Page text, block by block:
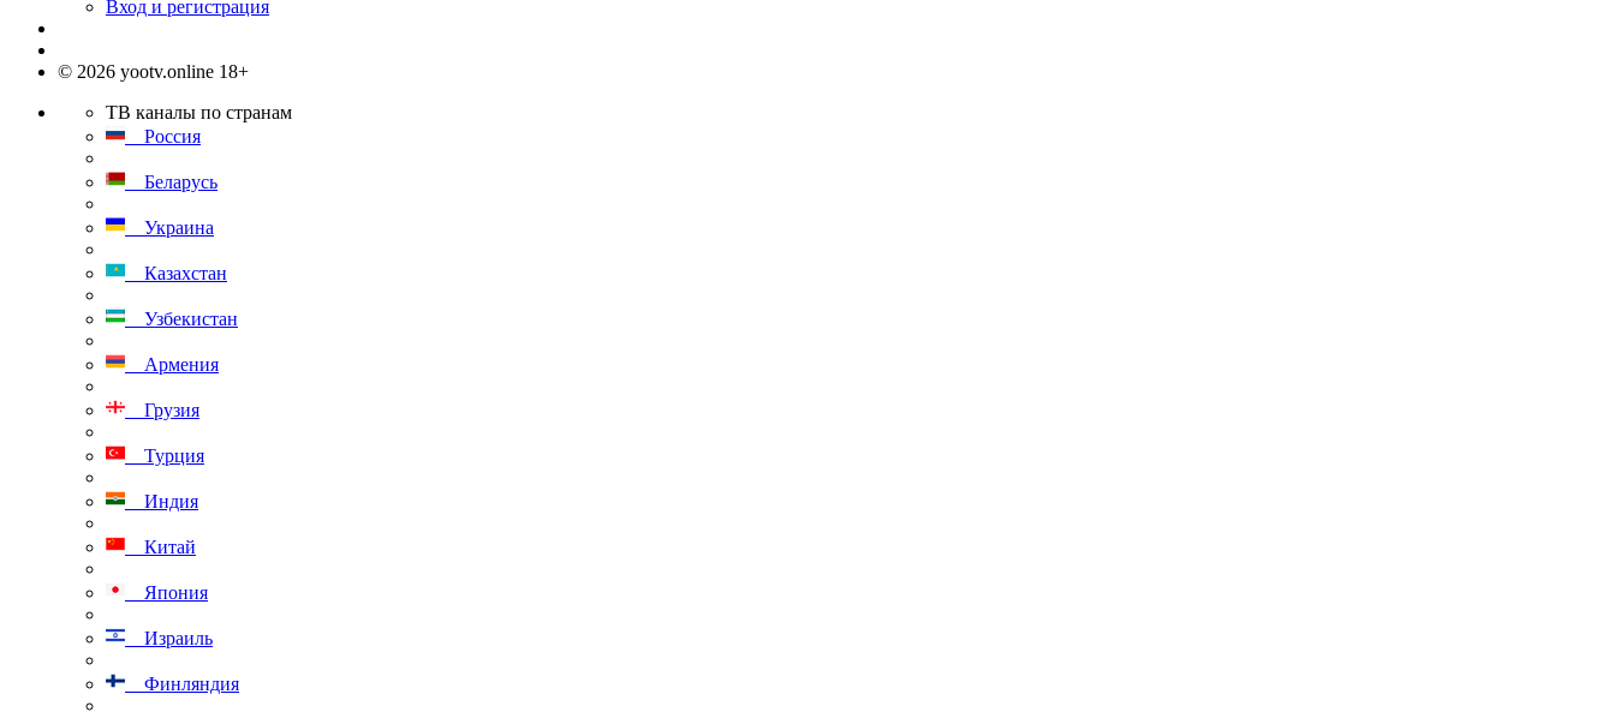
Вход и регистрация
© 2026 yootv.online 18+
ТВ каналы по странам
Россия
Беларусь
Украина
Казахстан
Узбекистан
Армения
Грузия
Турция
Индия
Китай
Япония
Израиль
Финляндия